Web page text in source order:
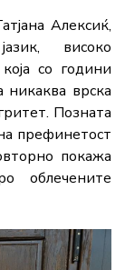
Алексиќ,
високо
со години
врска
Позната
префинетост
покажа
облечените